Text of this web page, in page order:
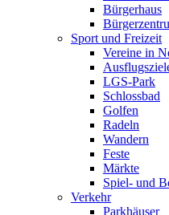
Bürgerhaus
Sport und Freizeit
Vereine in
LGS-Park
Schlossbad
Golfen
Radeln
Wandern
Feste
Märkte
Spiel- und
Verkehr
Parkhäuser